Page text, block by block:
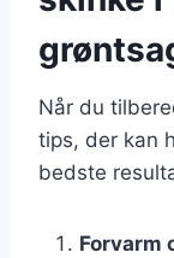
Når du
tips, der kan
bedste
Forvarm